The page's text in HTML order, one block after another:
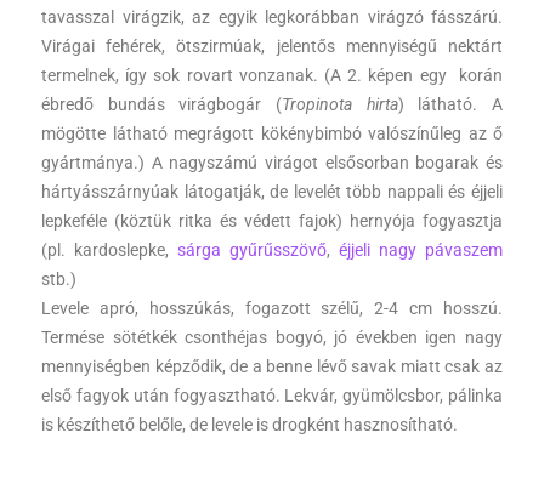
tavasszal virágzik, az egyik legkorábban virágzó fásszárú.
Virágai fehérek, ötszirmúak, jelentős mennyiségű nektárt
termelnek, így sok rovart vonzanak. (A 2. képen egy korán
ébredő bundás virágbogár (Tropinota hirta) látható. A
mögötte látható megrágott kökénybimbó valószínűleg az ő
gyártmánya.) A nagyszámú virágot elsősorban bogarak és
hártyásszárnyúak látogatják, de levelét több nappali és éjjeli
lepkeféle (köztük ritka és védett fajok) hernyója fogyasztja
(pl. kardoslepke, sárga gyűrűsszövő, éjjeli nagy pávaszem
stb.)
Levele apró, hosszúkás, fogazott szélű, 2-4 cm hosszú.
Termése sötétkék csonthéjas bogyó, jó években igen nagy
mennyiségben képződik, de a benne lévő savak miatt csak az
első fagyok után fogyasztható. Lekvár, gyümölcsbor, pálinka
is készíthető belőle, de levele is drogként hasznosítható.